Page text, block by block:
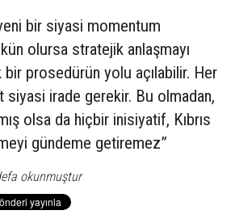
bir siyasi momentum
olursa stratejik anlaşmayı
prosedürün yolu açılabilir. Her
siyasi irade gerekir. Bu olmadan,
olsa da hiçbir inisiyatif, Kıbrıs
gündeme getiremez”
okunmuştur